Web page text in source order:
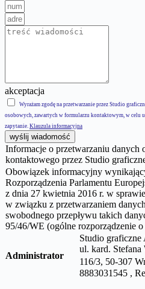
akceptacja
Wyrażam zgodę na przetwarzanie przez Studio
osobowych, zawartych w formularzu kontaktowym, w celu
zapytanie. Klauzula informacyjna
wyślij wiadomość
Informacje o przetwarzaniu danych
kontaktowego przez Studio
Obowiązek informacyjny
Rozporządzenia Parlamentu
z dnia 27 kwietnia 2016 r. w
w związku z przetwarzaniem
swobodnego przepływu takich
95/46/WE (ogólne rozporządzenie
Administrator
Studio
ul. kard. Stefana
116/3, 50-307
8883031545 ,